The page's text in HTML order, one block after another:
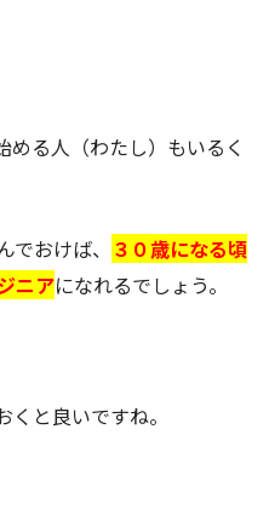
める人（わたし）もいるく
おけば、 ３０歳になる頃
ニアになれるでしょう。
くと良いですね。